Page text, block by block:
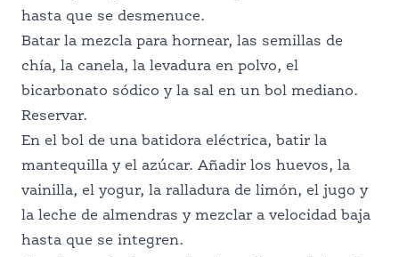
hasta que se desmenuce.
Batar la mezcla para hornear, las semillas de
chía, la canela, la levadura en polvo, el
bicarbonato sódico y la sal en un bol mediano.
Reservar.
En el bol de una batidora eléctrica, batir la
mantequilla y el azúcar. Añadir los huevos, la
vainilla, el yogur, la ralladura de limón, el jugo y
la leche de almendras y mezclar a velocidad baja
hasta que se integren.